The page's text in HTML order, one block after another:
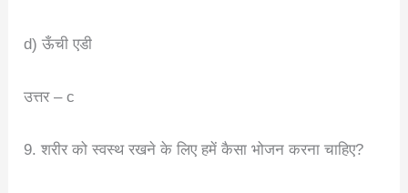
d) ऊँची एडी
उत्तर – c
9. शरीर को स्वस्थ रखने के लिए हमें कैसा भोजन करना चाहिए?